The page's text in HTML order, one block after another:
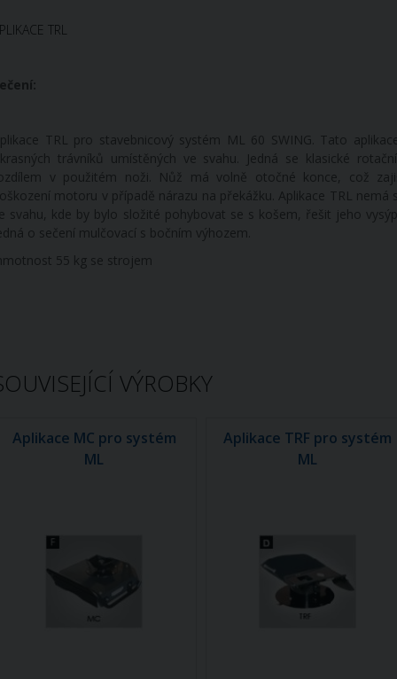
TRL
TRL pro stavebnicový systém ML 60 SWING. Tato
trávníků umístěných ve svahu. Jedná se klasické
v použitém noži. Nůž má volně otočné konce, což
motoru v případě nárazu na překážku. Aplikace TRL
svahu, kde by bylo složité pohybovat se s košem, řešit jeho
o sečení mulčovací s bočním výhozem.
55 kg se strojem
VÝROBKY
Aplikace MC pro systém
ML
Aplikace TRF pro systém
ML